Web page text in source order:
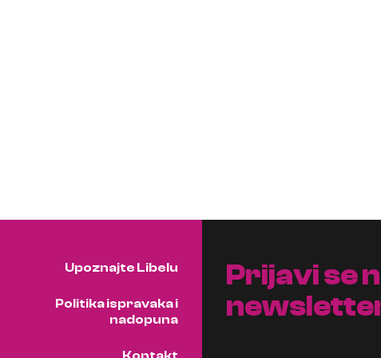
Upoznajte Libelu
Politika ispravaka i
nadopuna
Prijavi se